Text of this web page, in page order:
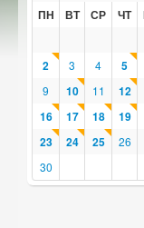
ПН ВТ СР ЧТ
2 3 4 5
9
10 11 12
16 17 18 19
23 24 25 26
30